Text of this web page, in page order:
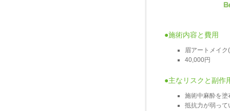
●施術内容と費用
眉アートメイ
40,000円
●主なリスクと副作
施術中麻酔を塗
抵抗力が弱って